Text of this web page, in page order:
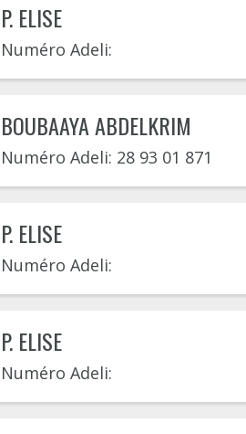
P. ELISE
Numéro Adeli:
BOUBAAYA ABDELKRIM
Numéro Adeli: 28 93 01 871
P. ELISE
Numéro Adeli:
P. ELISE
Numéro Adeli: